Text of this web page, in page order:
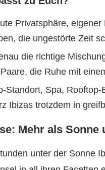
Privatsphäre,
die ungestörte Zeit
die richtige
die Ruhe mit
Standort, Spa,
Ibizas trotzdem in
Mehr als Sonne
unter der Sonne